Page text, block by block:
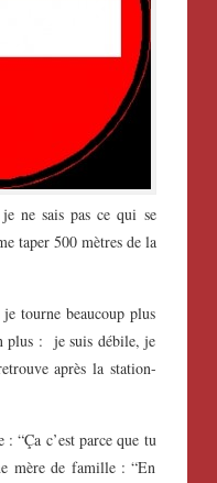
ne sais pas ce qui se
taper 500 mètres de la
tourne beaucoup plus
plus : je suis débile, je
après la station-
“Ça c’est parce que tu
mère de famille : “En